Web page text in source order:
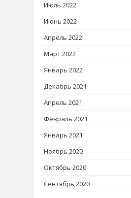
Июль 2022
Июнь 2022
Апрель 2022
Март 2022
Январь 2022
Декабрь 2021
Апрель 2021
Февраль 2021
Январь 2021
Ноябрь 2020
Октябрь 2020
Сентябрь 2020